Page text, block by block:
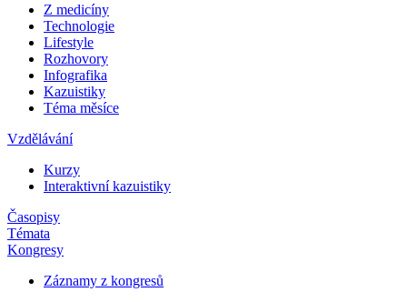
Z medicíny
Technologie
Lifestyle
Rozhovory
Infografika
Kazuistiky
Téma měsíce
Vzdělávání
Kurzy
Interaktivní kazuistiky
Časopisy
Témata
Kongresy
Záznamy z kongresů